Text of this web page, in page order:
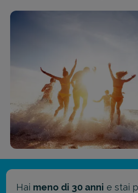
Hai meno di 30 anni e stai